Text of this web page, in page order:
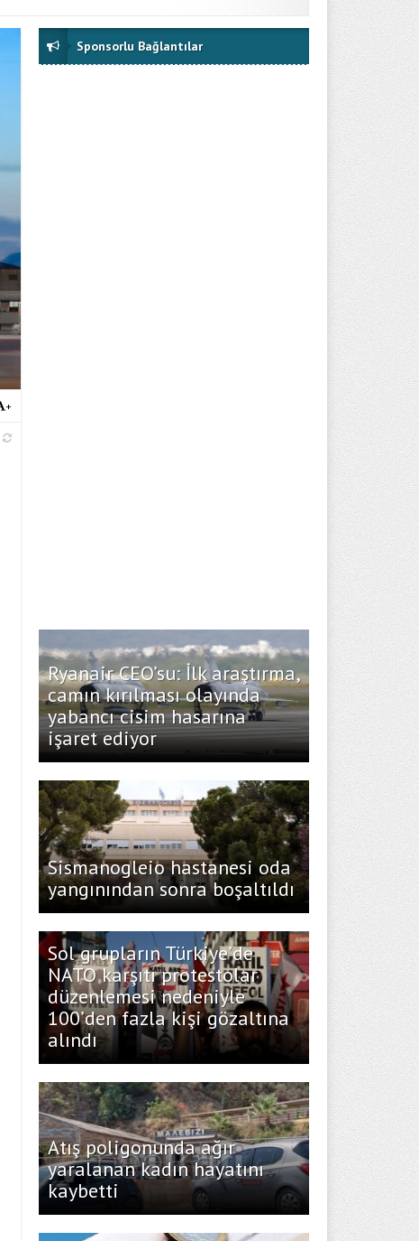
+
Sponsorlu Bağlantılar
Ryanair CEO’su: İlk araştırma,
camın kırılması olayında
yabancı cisim hasarına
işaret ediyor
Sismanogleio hastanesi oda
yangınından sonra boşaltıldı
Sol grupların Türkiye’de
NATO karşıtı protestolar
düzenlemesi nedeniyle
100’den fazla kişi gözaltına
alındı
Atış poligonunda ağır
yaralanan kadın hayatını
kaybetti